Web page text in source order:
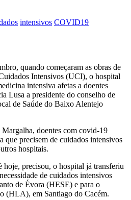
intensivos COVID19
quando começaram as obras de
Intensivos (UCI), o hospital
intensiva afetas a doentes
Lusa a presidente do conselho de
de Saúde do Baixo Alentejo
doentes com covid-19
que precisem de cuidados intensivos
hospitais.
hoje, precisou, o hospital já transferiu
de cuidados intensivos
de Évora (HESE) e para o
(HLA), em Santiago do Cacém.